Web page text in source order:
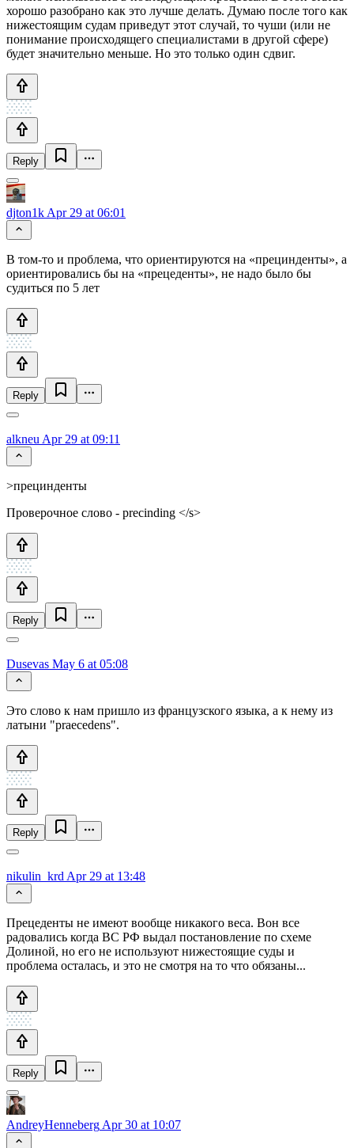
хорошо разобрано как это лучше делать. Думаю после того как
нижестоящим судам приведут этот случай, то чуши (или не
понимание происходящего специалистами в другой сфере)
будет значительно меньше. Но это только один сдвиг.
Reply
djton1k Apr 29 at 06:01
В том-то и проблема, что ориентируются на «прецинденты», а
ориентировались бы на «прецеденты», не надо было бы
судиться по 5 лет
Reply
alkneu Apr 29 at 09:11
>прецинденты
Проверочное слово - precinding </s>
Reply
Dusevas May 6 at 05:08
Это слово к нам пришло из французского языка, а к нему из
латыни "praecedens".
Reply
nikulin_krd Apr 29 at 13:48
Прецеденты не имеют вообще никакого веса. Вон все
радовались когда ВС РФ выдал постановление по схеме
Долиной, но его не используют нижестоящие суды и
проблема осталась, и это не смотря на то что обязаны...
Reply
AndreyHenneberg Apr 30 at 10:07